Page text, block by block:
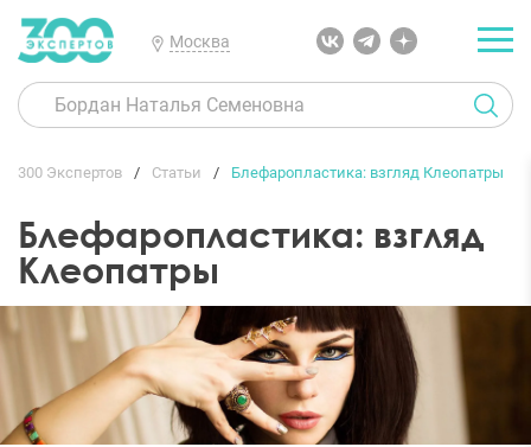
Москва
300 Экспертов Статьи Блефаропластика: взгляд Клеопатры
Блефаропластика: взгляд
Клеопатры